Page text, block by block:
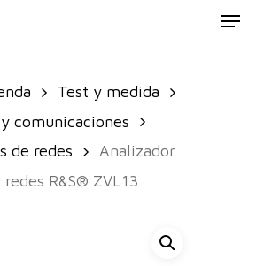
Test y medida
comunicaciones
de redes
Analizador
R&S® ZVL13